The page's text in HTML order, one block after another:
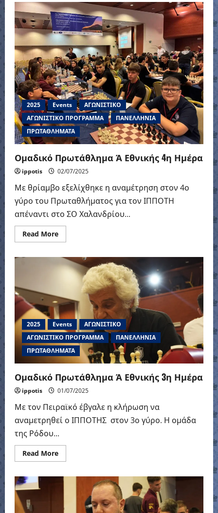
Πρωτάθλημα
Ά
Εθνικής
5η
Ημέρα
2025 Events
ΑΓΩΝΙΣΤΙΚΟ
ΑΓΩΝΙΣΤΙΚΟ ΠΡΟΓΡΑΜΜΑ
ΠΑΝΕΛΛΗΝΙΑ
ΠΡΩΤΑΘΛΗΜΑΤΑ
Ομαδικό Πρωτάθλημα Ά Εθνικής 4η Ημέρα
ippotis 02/07/2025
Με θρίαμβο εξελίχθηκε η αναμέτρηση στον 4ο
γύρο του Πρωταθλήματος για τον ΙΠΠΟΤΗ
απέναντι στο ΣΟ Χαλανδρίου...
Read MoreRead
more
Πρωτάθλημα
Ά
Εθνικής
2025 Events
ΑΓΩΝΙΣΤΙΚΟ
ΑΓΩΝΙΣΤΙΚΟ ΠΡΟΓΡΑΜΜΑ
ΠΑΝΕΛΛΗΝΙΑ
ΠΡΩΤΑΘΛΗΜΑΤΑ
Ομαδικό Πρωτάθλημα Ά Εθνικής 3η Ημέρα
ippotis 01/07/2025
Με τον Πειραϊκό έβγαλε η κλήρωση να
αναμετρηθεί ο ΙΠΠΟΤΗΣ στον 3ο γύρο. Η ομάδα
της Ρόδου...
Read MoreRead
more
Πρωτάθλημα
Ημέρα